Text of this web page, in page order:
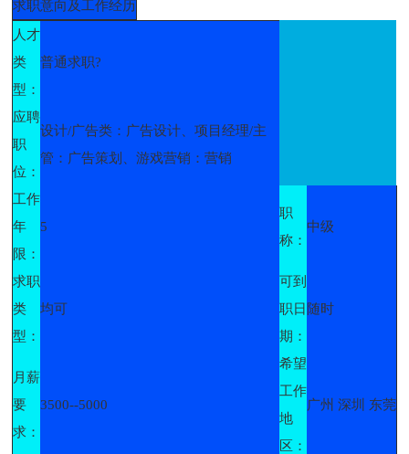
求职意向及工作经历
人才
类
型：
普通求职?
应聘
职
位：
设计/广告类：广告设计、项目经理/主
管：广告策划、游戏营销：营销
工作
年
限：
5
职
称：
中级
求职
类
型：
均可
可到
职日
期：
随时
月薪
要
求：
3500--5000
希望
工作
地
区：
广州 深圳 东莞